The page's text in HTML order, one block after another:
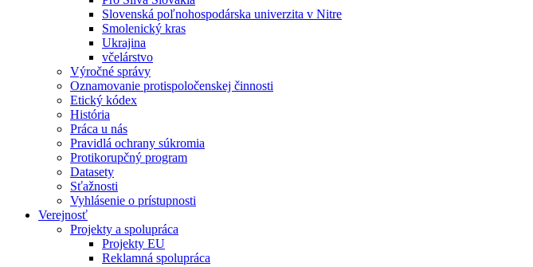
Slovenská poľnohospodárska univerzita v Nitre
Smolenický kras
Ukrajina
včelárstvo
Výročné správy
Oznamovanie protispoločenskej činnosti
Etický kódex
História
Práca u nás
Pravidlá ochrany súkromia
Protikorupčný program
Datasety
Sťažnosti
Vyhlásenie o prístupnosti
Verejnosť
Projekty a spolupráca
Projekty EU
Reklamná spolupráca